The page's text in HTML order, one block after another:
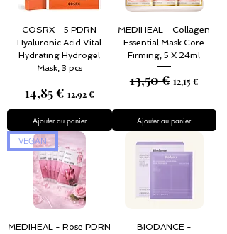
COSRX - 5 PDRN
Hyaluronic Acid Vital
Hydrating Hydrogel
Mask, 3 pcs
Prix original
14,85 € Prix promotionnel
12,92 €
Ajouter au panier
MEDIHEAL - Collagen
Essential Mask Core
Firming, 5 X 24ml
Prix original
13,50 € Prix
12,15 €
Ajouter au panier
VEGAN
MEDIHEAL - Rose PDRN
BIODANCE -